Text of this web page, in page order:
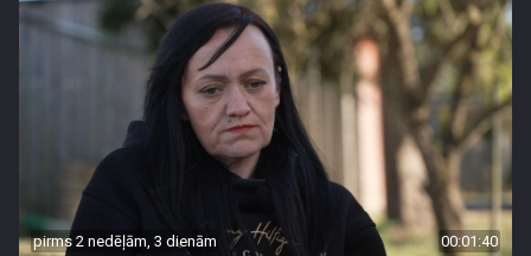
pirms 2 nedēļām, 3 dienām 00:01:40